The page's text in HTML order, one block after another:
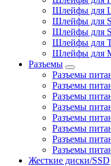
Шлейфы для
Шлейфы для
Шлейфы для
Шлейфы для
Шлейфы для
Разъемы
Разъемы
Разъемы
Разъемы
Разъемы
Разъемы
Разъемы
Разъемы
Разъемы
Жесткие диски/SSD